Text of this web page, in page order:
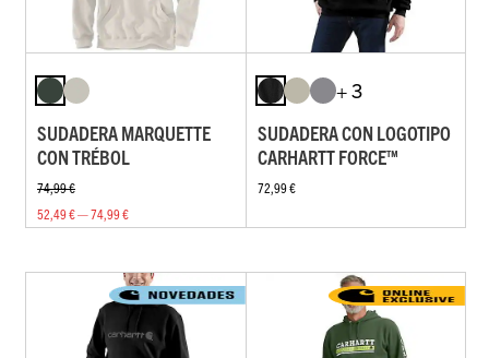
SUDADERA MARQUETTE
CON TRÉBOL
74,99 €
52,49 € — 74,99 €
+ 3
SUDADERA CON LOGOTIPO
CARHARTT FORCE™
72,99 €